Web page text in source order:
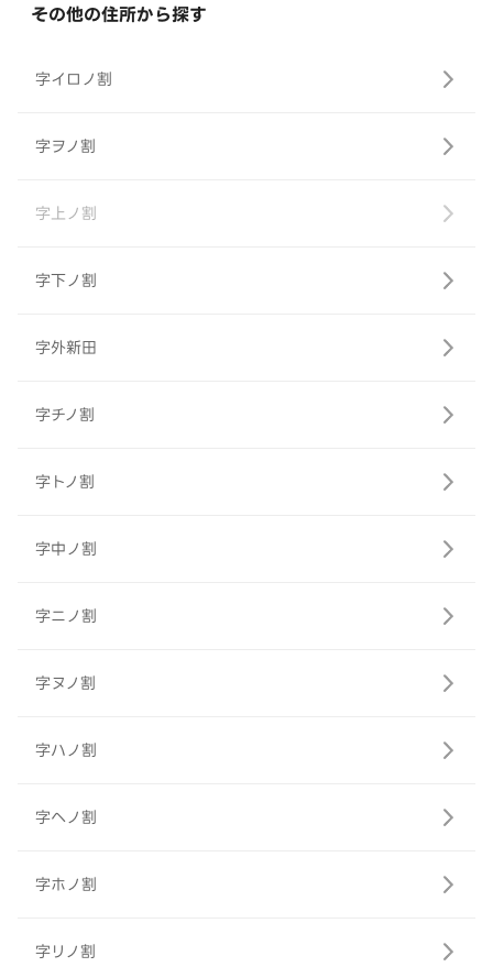
その他の住所から探す
字イロノ割
字ヲノ割
字上ノ割
字下ノ割
字外新田
字チノ割
字トノ割
字中ノ割
字ニノ割
字ヌノ割
字ハノ割
字ヘノ割
字ホノ割
字リノ割